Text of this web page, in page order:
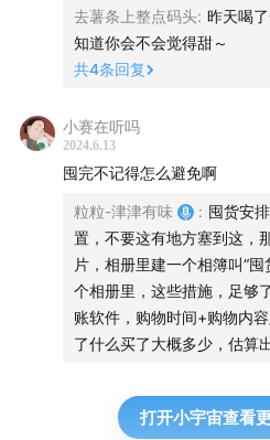
去薯条上整点码头: 昨天喝
知道你会不会觉得甜～
共4条回复
小赛在听吗
2024.6.13
囤完不记得怎么避免啊
粒粒-津津有味 : 囤货安
置，不要这有地方塞到这，
片，相册里建一个相簿叫“
个相册里，这些措施，足够
账软件，购物时间+购物内
了什么买了大概多少，估算
打开小宇宙查看